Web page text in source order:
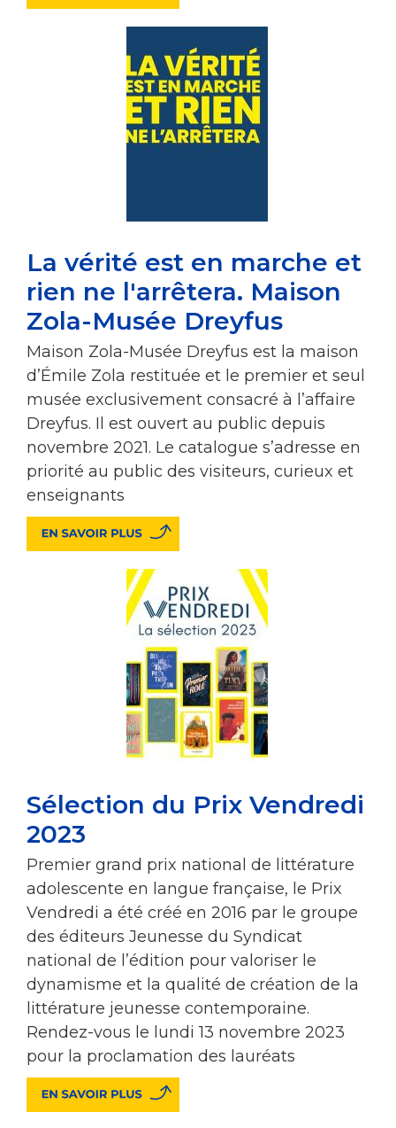
La vérité est en marche et
rien ne l'arrêtera. Maison
Zola-Musée Dreyfus
Maison Zola-Musée Dreyfus est la maison
d’Émile Zola restituée et le premier et seul
musée exclusivement consacré à l’affaire
Dreyfus. Il est ouvert au public depuis
novembre 2021. Le catalogue s’adresse en
priorité au public des visiteurs, curieux et
enseignants
Sélection du Prix Vendredi
2023
Premier grand prix national de littérature
adolescente en langue française, le Prix
Vendredi a été créé en 2016 par le groupe
des éditeurs Jeunesse du Syndicat
national de l’édition pour valoriser le
dynamisme et la qualité de création de la
littérature jeunesse contemporaine.
Rendez-vous le lundi 13 novembre 2023
pour la proclamation des lauréats